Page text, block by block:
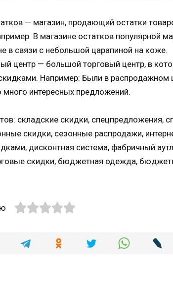
— магазин, продающий остатки
В магазине остатков популярной
в связи с небольшой царапиной на коже.
центр — большой торговый центр, в
Например: Были в распродажном
много интересных предложений.
складские скидки, спецпредложения,
скидки, сезонные распродажи,
дисконтная система, фабричный
скидки, бюджетная одежда,